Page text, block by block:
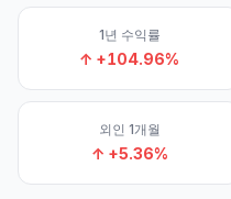
1년 수익률
↑ +104.96%
외인 1개월
↑ +5.36%